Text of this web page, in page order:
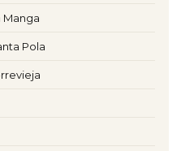
Manga
Pola